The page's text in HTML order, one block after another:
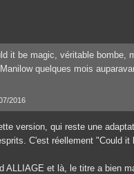
it be magic, véritable bombe,
quelques mois
2016
version, qui reste une
C'est réellement "Could it
ALLIAGE et là, le titre a bien